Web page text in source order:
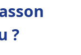
?